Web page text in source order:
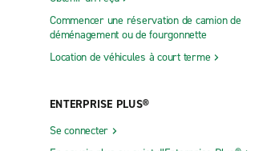
Commencer une réservation de camion de
déménagement ou de fourgonnette
Location de véhicules à court terme
ENTERPRISE PLUS®
Se connecter